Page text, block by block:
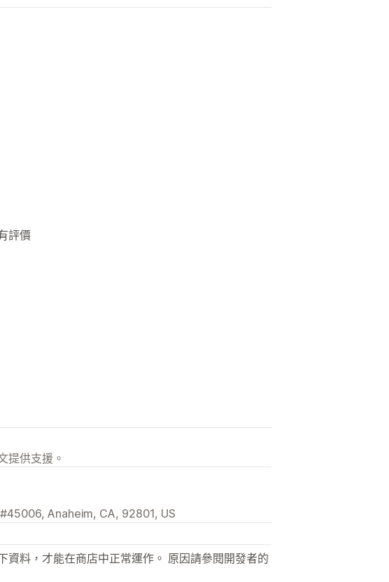
評價
提供支援。
Anaheim, CA, 92801, US
資料，才能在商店中正常運作。 原因請參閱開發者的